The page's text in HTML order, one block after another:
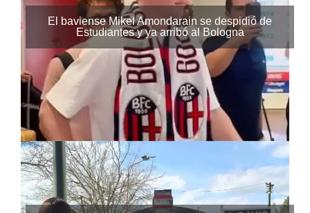
El baviense Mikel Amondarain se despidió de
Estudiantes y ya arribó al Bologna